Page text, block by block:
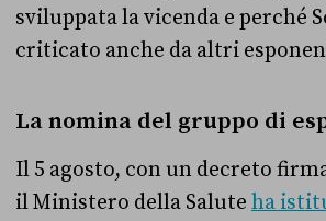
sviluppata la vicenda e perché
criticato anche da altri
La nomina del gruppo di
Il 5 agosto, con un decreto
il Ministero della Salute ha